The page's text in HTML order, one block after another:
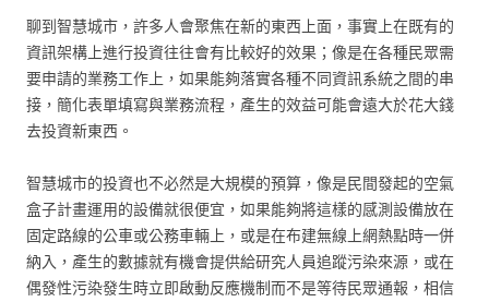
聊到智慧城市，許多人會聚焦在新的東西上面，事實上在既有的
資訊架構上進行投資往往會有比較好的效果；像是在各種民眾需
要申請的業務工作上，如果能夠落實各種不同資訊系統之間的串
接，簡化表單填寫與業務流程，產生的效益可能會遠大於花大錢
去投資新東西。
智慧城市的投資也不必然是大規模的預算，像是民間發起的空氣
盒子計畫運用的設備就很便宜，如果能夠將這樣的感測設備放在
固定路線的公車或公務車輛上，或是在布建無線上網熱點時一併
納入，產生的數據就有機會提供給研究人員追蹤污染來源，或在
偶發性污染發生時立即啟動反應機制而不是等待民眾通報，相信